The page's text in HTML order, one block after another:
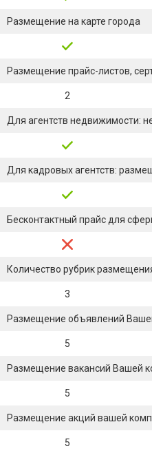
Размещение на карте города
Размещение прайс-листов,
2
Для агентств недвижимости:
Для кадровых агентств:
Бесконтактный прайс для
Количество рубрик
3
Размещение объявлений
5
Размещение вакансий Вашей
5
Размещение акций вашей
5